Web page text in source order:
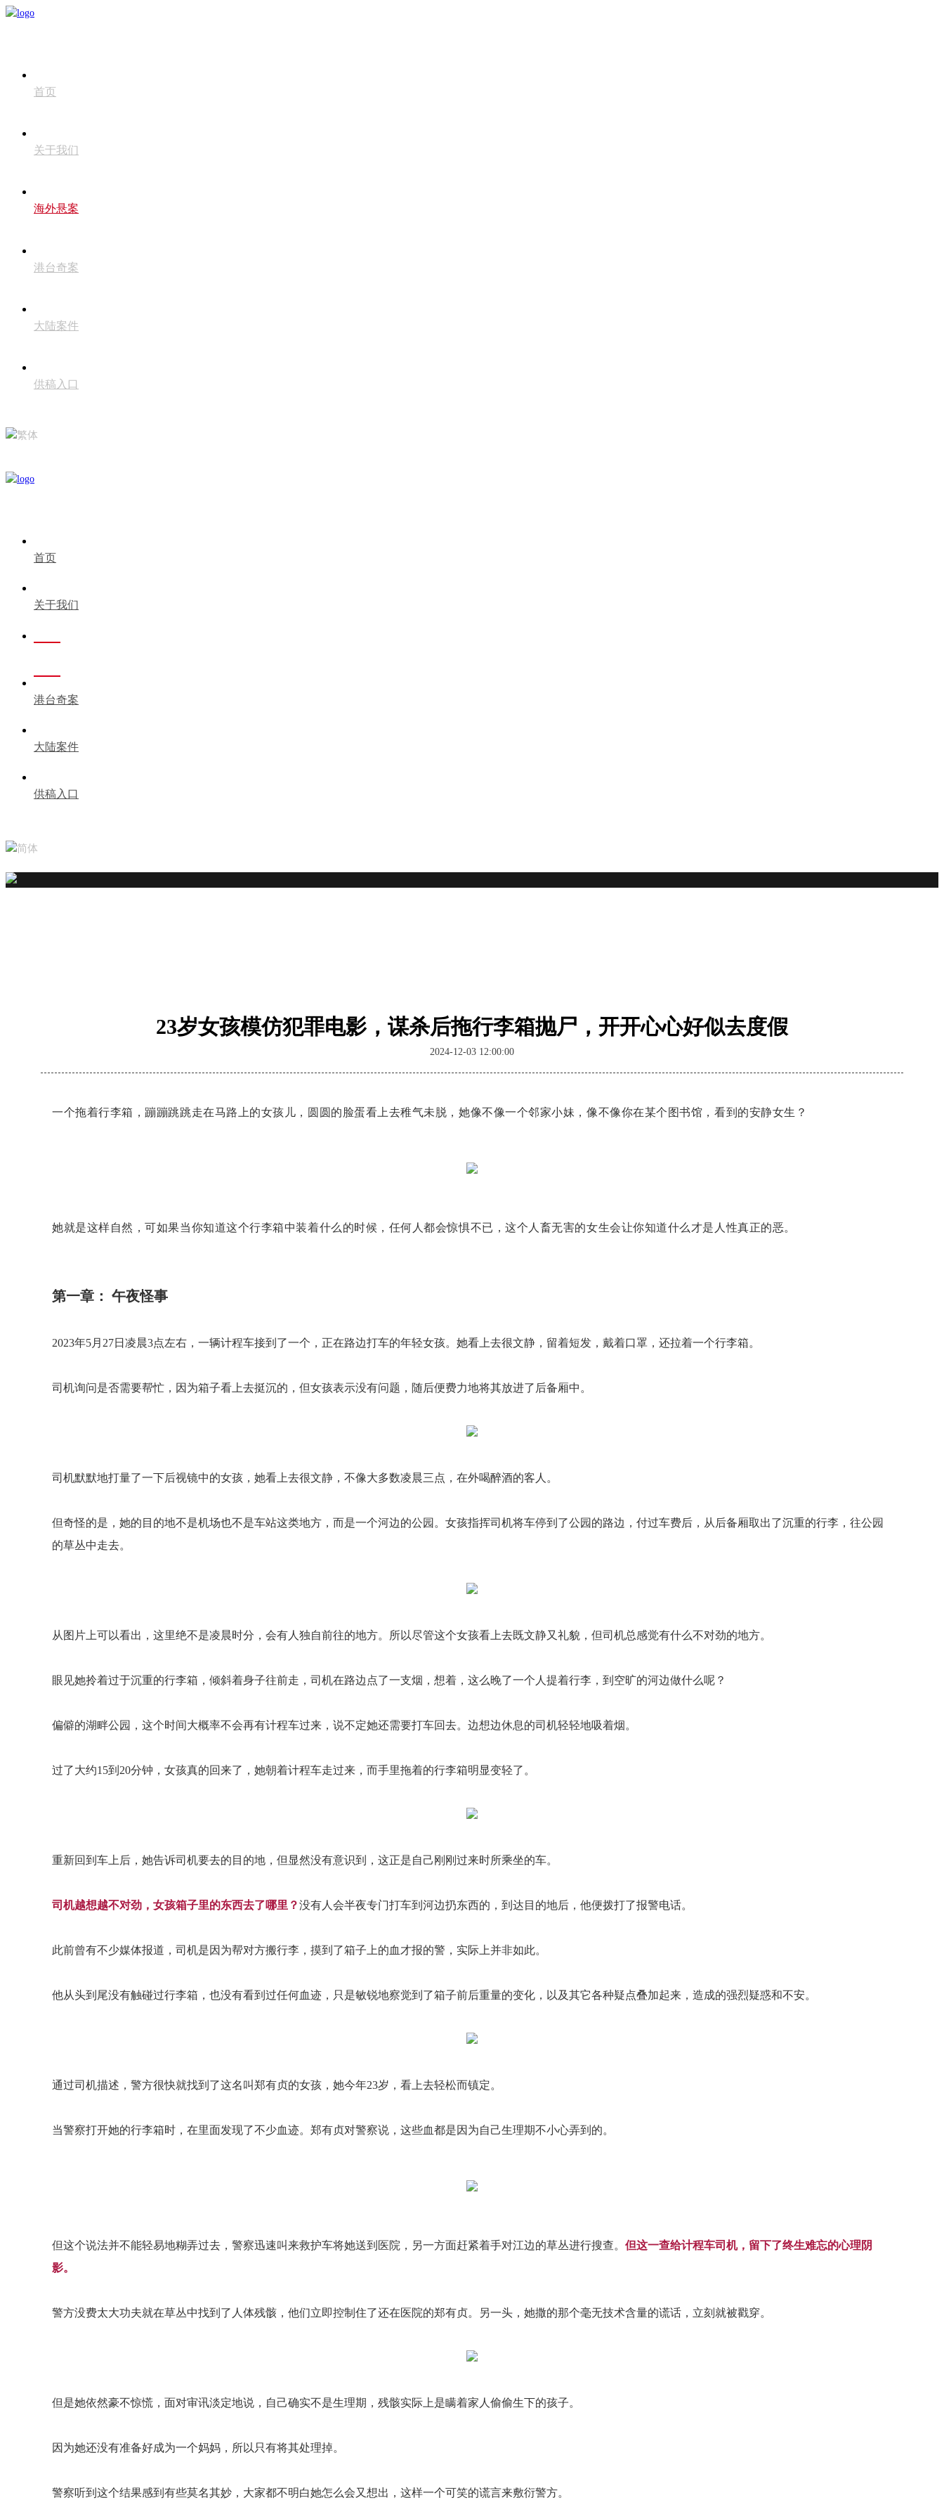
首页
关于我们
海外悬案
港台奇案
大陆案件
供稿入口
繁体
首页
关于我们
港台奇案
大陆案件
供稿入口
简体
23岁女孩模仿犯罪电影，谋杀后拖行李箱抛尸，开开心心好似去度假
2024-12-03 12:00:00
一个拖着行李箱，蹦蹦跳跳走在马路上的女孩儿，圆圆的脸蛋看上去稚气未脱，她像不像一个邻家小妹，像不像你在某个图书馆，看到的安静女生？
她就是这样自然，可如果当你知道这个行李箱中装着什么的时候，任何人都会惊惧不已，这个人畜无害的女生会让你知道什么才是人性真正的恶。
第一章： 午夜怪事
2023年5月27日凌晨3点左右，一辆计程车接到了一个，正在路边打车的年轻女孩。她看上去很文静，留着短发，戴着口罩，还拉着一个行李箱。
司机询问是否需要帮忙，因为箱子看上去挺沉的，但女孩表示没有问题，随后便费力地将其放进了后备厢中。
司机默默地打量了一下后视镜中的女孩，她看上去很文静，不像大多数凌晨三点，在外喝醉酒的客人。
但奇怪的是，她的目的地不是机场也不是车站这类地方，而是一个河边的公园。女孩指挥司机将车停到了公园的路边，付过车费后，从后备厢取出了沉重的行李，往公园
的草丛中走去。
从图片上可以看出，这里绝不是凌晨时分，会有人独自前往的地方。所以尽管这个女孩看上去既文静又礼貌，但司机总感觉有什么不对劲的地方。
眼见她拎着过于沉重的行李箱，倾斜着身子往前走，司机在路边点了一支烟，想着，这么晚了一个人提着行李，到空旷的河边做什么呢？
偏僻的湖畔公园，这个时间大概率不会再有计程车过来，说不定她还需要打车回去。边想边休息的司机轻轻地吸着烟。
过了大约1 5到20分钟，女孩真的回来了，她朝着计程车走过来，而手里拖着的行李箱明显变轻了。
重新回到车上后，她告诉司机要去的目的地，但显然没有意识到，这正是自己刚刚过来时所乘坐的车。
司机越想越不对劲，女孩箱子里的东西去了哪里？没有人会半夜专门打车到河边扔东西的，到达目的地后，他便拨打了报警电话。
此前曾有不少媒体报道，司机是因为帮对方搬行李，摸到了箱子上的血才报的警，实际上并非如此。
他从头到尾没有触碰过行李箱，也没有看到过任何血迹，只是敏锐地察觉到了箱子前后重量的变化，以及其它各种疑点叠加起来，造成的强烈疑惑和不安。
通过司机描述，警方很快就找到了这名叫郑有贞的女孩，她今年23岁，看上去轻松而镇定。
当警察打开她的行李箱时，在里面发现了不少血迹。郑有贞对警察说，这些血都是因为自己生理期不小心弄到的。
但这个说法并不能轻易地糊弄过去，警察迅速叫来救护车将她送到医院，另一方面赶紧着手对江边的草丛进行搜查。 但这一查给计程车司机，留下了终生难忘的心理阴
影。
警方没费太大功夫就在草丛中找到了人体残骸，他们立即控制住了还在医院的郑有贞。另一头，她撒的那个毫无技术含量的谎话，立刻就被戳穿。
但是她依然豪不惊慌，面对审讯淡定地说，自己确实不是生理期，残骸实际上是瞒着家人偷偷生下的孩子。
因为她还没有准备好成为一个妈妈，所以只有将其处理掉。
警察听到这个结果感到有些莫名其妙，大家都不明白她怎么会又想出，这样一个可笑的谎言来敷衍警方。